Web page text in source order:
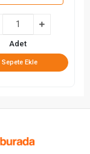
Adet
Sepete Ekle